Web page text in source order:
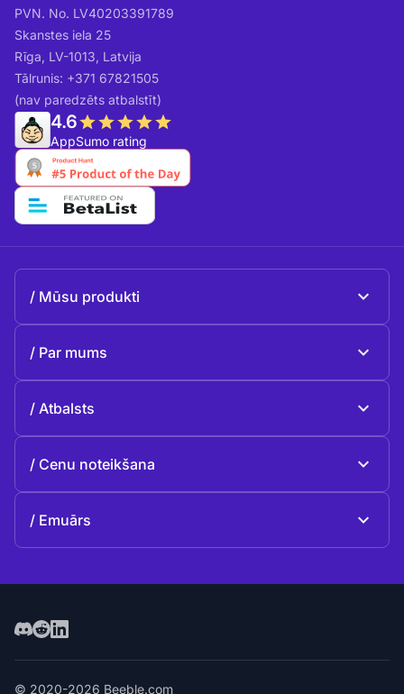
PVN. No. LV40203391789
Skanstes iela 25
Rīga, LV-1013, Latvija
Tālrunis: +371 67821505
(nav paredzēts atbalstīt)
4.6
AppSumo rating
Mūsu produkti
Par mums
Vēsture
Atbalsts
Kontakti
Cenu noteikšana
Emuārs
© 2020-2026 Beeble.com